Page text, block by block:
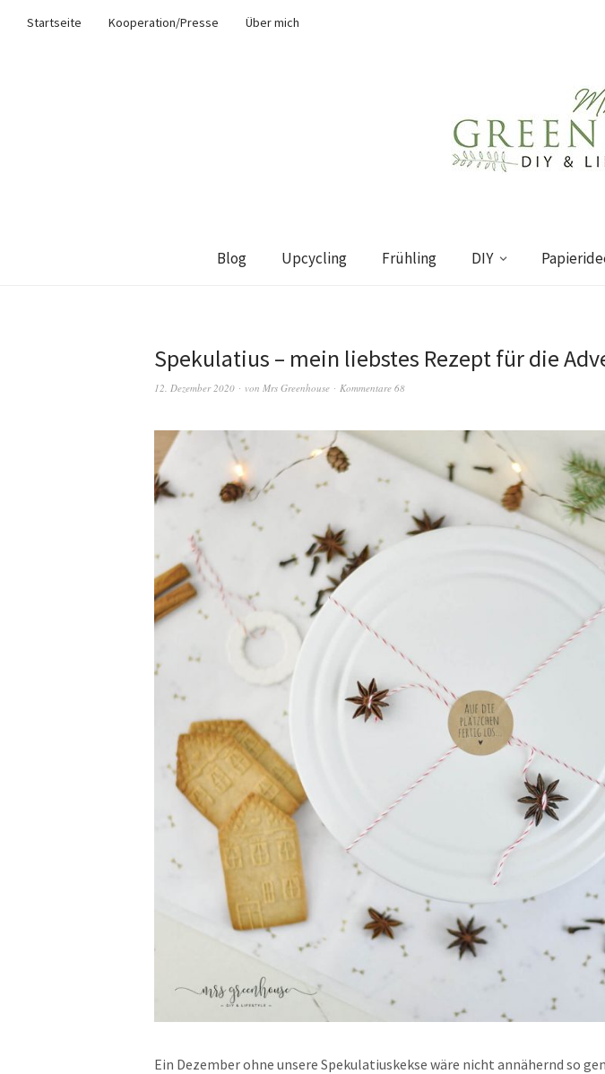
Startseite Kooperation/Presse
Über mich
Blog Upcycling Frühling DIY
Spekulatius – mein liebstes Rezept für die
12. Dezember 2020 von Mrs Greenhouse Kommentare 68
Ein Dezember ohne unsere Spekulatiuskekse wäre nicht annähernd so